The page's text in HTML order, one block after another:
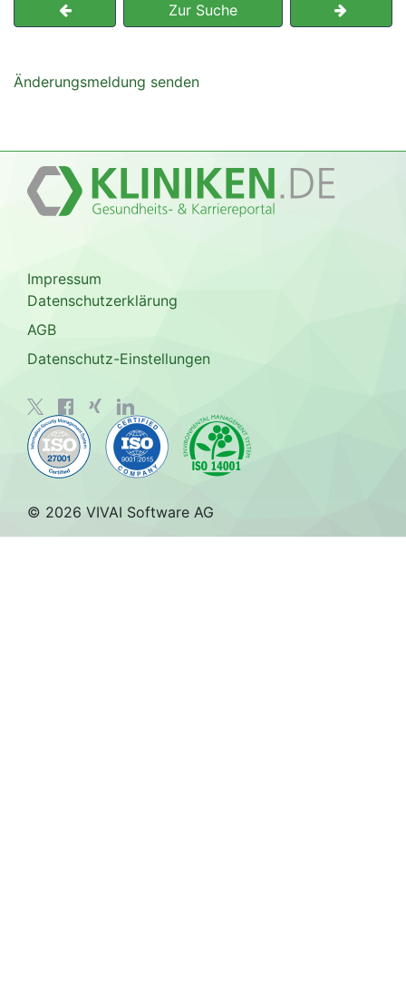
Zur Suche
Änderungsmeldung senden
Impressum
Datenschutzerklärung
AGB
Datenschutz-Einstellungen
© 2026 VIVAI Software AG